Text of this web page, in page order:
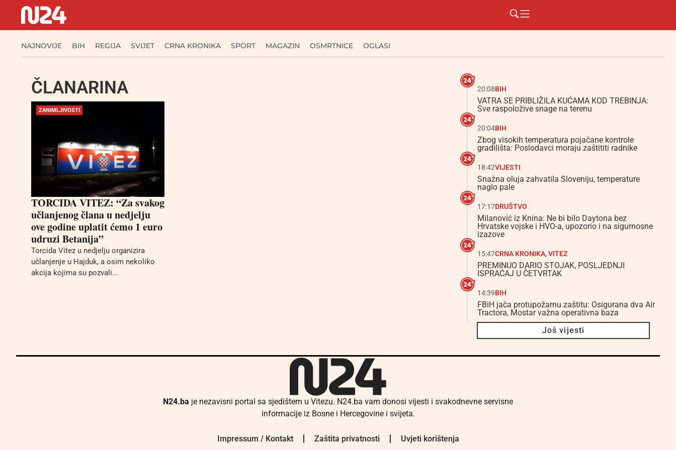
NAJNOVIJE BIH REGIJA SVIJET CRNA KRONIKA SPORT MAGAZIN OSMRTNICE OGLASI
ČLANARINA
ZANIMLJIVOSTI
TORCIDA VITEZ: “Za svakog
učlanjenog člana u nedjelju
ove godine uplatit ćemo 1 euro
udruzi Betanija”
Torcida Vitez u nedjelju organizira
učlanjenje u Hajduk, a osim nekoliko
akcija kojima su pozvali...
20:08BIH
VATRA SE PRIBLIŽILA KUĆAMA KOD TREBINJA:
Sve raspoložive snage na terenu
20:04BIH
Zbog visokih temperatura pojačane kontrole
gradilišta: Poslodavci moraju zaštititi radnike
18:42VIJESTI
Snažna oluja zahvatila Sloveniju, temperature
naglo pale
17:17DRUŠTVO
Milanović iz Knina: Ne bi bilo Daytona bez
Hrvatske vojske i HVO-a, upozorio i na sigurnosne
izazove
15:47CRNA KRONIKA,VITEZ
PREMINUO DARIO STOJAK, POSLJEDNJI
ISPRAĆAJ U ČETVRTAK
14:39BIH
FBiH jača protupožarnu zaštitu: Osigurana dva Air
Tractora, Mostar važna operativna baza
Još vijesti
N24.ba je nezavisni portal sa sjedištem u Vitezu. N24.ba vam donosi vijesti i svakodnevne servisne
informacije iz Bosne i Hercegovine i svijeta.
Impressum / Kontakt Zaštita privatnosti Uvjeti korištenja